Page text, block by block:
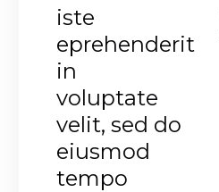
iste
eprehenderit
in
voluptate
velit, sed do
eiusmod
tempo